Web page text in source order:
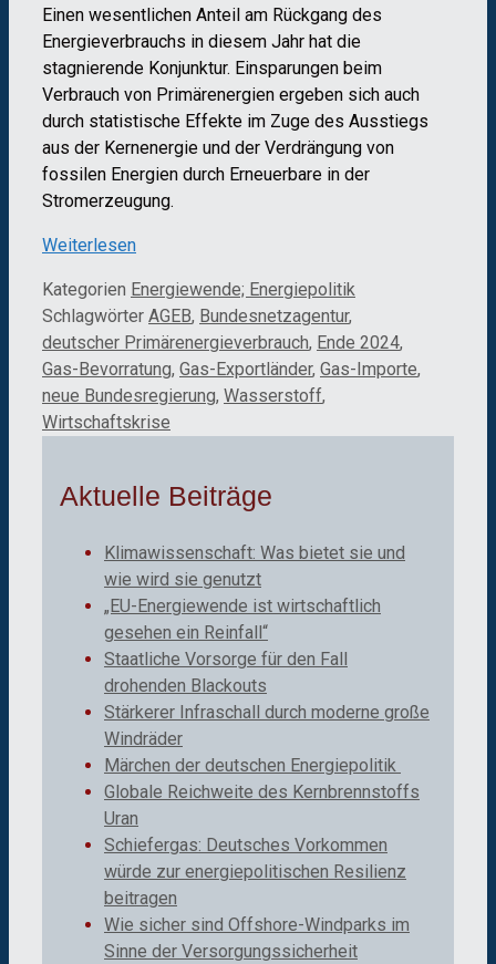
Einen wesentlichen Anteil am Rückgang des
Energieverbrauchs in diesem Jahr hat die
stagnierende Konjunktur. Einsparungen beim
Verbrauch von Primärenergien ergeben sich auch
durch statistische Effekte im Zuge des Ausstiegs
aus der Kernenergie und der Verdrängung von
fossilen Energien durch Erneuerbare in der
Stromerzeugung.
Weiterlesen
Kategorien Energiewende; Energiepolitik
Schlagwörter AGEB, Bundesnetzagentur,
deutscher Primärenergieverbrauch, Ende 2024,
Gas-Bevorratung, Gas-Exportländer, Gas-Importe,
neue Bundesregierung, Wasserstoff,
Wirtschaftskrise
Aktuelle Beiträge
Klimawissenschaft: Was bietet sie und
wie wird sie genutzt
„EU-Energiewende ist wirtschaftlich
gesehen ein Reinfall“
Staatliche Vorsorge für den Fall
drohenden Blackouts
Stärkerer Infraschall durch moderne große
Windräder
Märchen der deutschen Energiepolitik
Globale Reichweite des Kernbrennstoffs
Uran
Schiefergas: Deutsches Vorkommen
würde zur energiepolitischen Resilienz
beitragen
Wie sicher sind Offshore-Windparks im
Sinne der Versorgungssicherheit